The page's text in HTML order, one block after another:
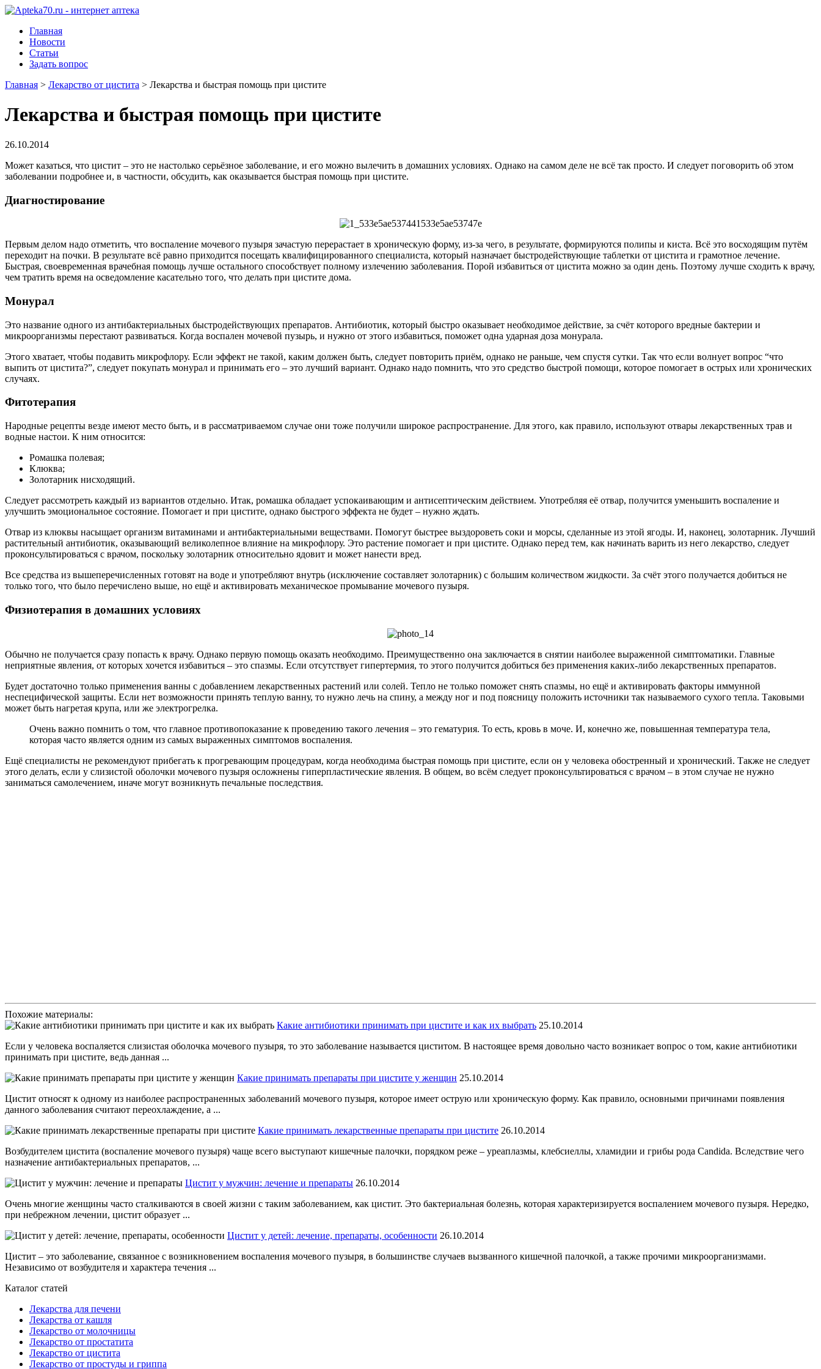
Главная
Новости
Статьи
Задать вопрос
Главная > Лекарство от цистита > Лекарства и быстрая помощь при цистите
Лекарства и быстрая помощь при цистите
26.10.2014
Может казаться, что цистит – это не настолько серьёзное заболевание, и его можно вылечить в домашних условиях. Однако на самом деле не всё так просто. И следует поговорить об этом
заболевании подробнее и, в частности, обсудить, как оказывается быстрая помощь при цистите.
Диагностирование
Первым делом надо отметить, что воспаление мочевого пузыря зачастую перерастает в хроническую форму, из-за чего, в результате, формируются полипы и киста. Всё это восходящим путём
переходит на почки. В результате всё равно приходится посещать квалифицированного специалиста, который назначает быстродействующие таблетки от цистита и грамотное лечение.
Быстрая, своевременная врачебная помощь лучше остального способствует полному излечению заболевания. Порой избавиться от цистита можно за один день. Поэтому лучше сходить к врачу,
чем тратить время на осведомление касательно того, что делать при цистите дома.
Монурал
Это название одного из антибактериальных быстродействующих препаратов. Антибиотик, который быстро оказывает необходимое действие, за счёт которого вредные бактерии и
микроорганизмы перестают развиваться. Когда воспален мочевой пузырь, и нужно от этого избавиться, поможет одна ударная доза монурала.
Этого хватает, чтобы подавить микрофлору. Если эффект не такой, каким должен быть, следует повторить приём, однако не раньше, чем спустя сутки. Так что если волнует вопрос “что
выпить от цистита?”, следует покупать монурал и принимать его – это лучший вариант. Однако надо помнить, что это средство быстрой помощи, которое помогает в острых или хронических
случаях.
Фитотерапия
Народные рецепты везде имеют место быть, и в рассматриваемом случае они тоже получили широкое распространение. Для этого, как правило, используют отвары лекарственных трав и
водные настои. К ним относится:
Ромашка полевая;
Клюква;
Золотарник нисходящий.
Следует рассмотреть каждый из вариантов отдельно. Итак, ромашка обладает успокаивающим и антисептическим действием. Употребляя её отвар, получится уменьшить воспаление и
улучшить эмоциональное состояние. Помогает и при цистите, однако быстрого эффекта не будет – нужно ждать.
Отвар из клюквы насыщает организм витаминами и антибактериальными веществами. Помогут быстрее выздороветь соки и морсы, сделанные из этой ягоды. И, наконец, золотарник. Лучший
растительный антибиотик, оказывающий великолепное влияние на микрофлору. Это растение помогает и при цистите. Однако перед тем, как начинать варить из него лекарство, следует
проконсультироваться с врачом, поскольку золотарник относительно ядовит и может нанести вред.
Все средства из вышеперечисленных готовят на воде и употребляют внутрь (исключение составляет золотарник) с большим количеством жидкости. За счёт этого получается добиться не
только того, что было перечислено выше, но ещё и активировать механическое промывание мочевого пузыря.
Физиотерапия в домашних условиях
Обычно не получается сразу попасть к врачу. Однако первую помощь оказать необходимо. Преимущественно она заключается в снятии наиболее выраженной симптоматики. Главные
неприятные явления, от которых хочется избавиться – это спазмы. Если отсутствует гипертермия, то этого получится добиться без применения каких-либо лекарственных препаратов.
Будет достаточно только применения ванны с добавлением лекарственных растений или солей. Тепло не только поможет снять спазмы, но ещё и активировать факторы иммунной
неспецифической защиты. Если нет возможности принять теплую ванну, то нужно лечь на спину, а между ног и под поясницу положить источники так называемого сухого тепла. Таковыми
может быть нагретая крупа, или же электрогрелка.
Очень важно помнить о том, что главное противопоказание к проведению такого лечения – это гематурия. То есть, кровь в моче. И, конечно же, повышенная температура тела,
которая часто является одним из самых выраженных симптомов воспаления.
Ещё специалисты не рекомендуют прибегать к прогревающим процедурам, когда необходима быстрая помощь при цистите, если он у человека обостренный и хронический. Также не следует
этого делать, если у слизистой оболочки мочевого пузыря осложнены гиперпластические явления. В общем, во всём следует проконсультироваться с врачом – в этом случае не нужно
заниматься самолечением, иначе могут возникнуть печальные последствия.
Похожие материалы:
Какие антибиотики принимать при цистите и как их выбрать 25.10.2014
Если у человека воспаляется слизистая оболочка мочевого пузыря, то это заболевание называется циститом. В настоящее время довольно часто возникает вопрос о том, какие антибиотики
принимать при цистите, ведь данная ...
Какие принимать препараты при цистите у женщин 25.10.2014
Цистит относят к одному из наиболее распространенных заболеваний мочевого пузыря, которое имеет острую или хроническую форму. Как правило, основными причинами появления
данного заболевания считают переохлаждение, а ...
Какие принимать лекарственные препараты при цистите 26.10.2014
Возбудителем цистита (воспаление мочевого пузыря) чаще всего выступают кишечные палочки, порядком реже – уреаплазмы, клебсиеллы, хламидии и грибы рода Candida. Вследствие чего
назначение антибактериальных препаратов, ...
Цистит у мужчин: лечение и препараты 26.10.2014
Очень многие женщины часто сталкиваются в своей жизни с таким заболеванием, как цистит. Это бактериальная болезнь, которая характеризируется воспалением мочевого пузыря. Нередко,
при небрежном лечении, цистит образует ...
Цистит у детей: лечение, препараты, особенности 26.10.2014
Цистит – это заболевание, связанное с возникновением воспаления мочевого пузыря, в большинстве случаев вызванного кишечной палочкой, а также прочими микроорганизмами.
Независимо от возбудителя и характера течения ...
Каталог статей
Лекарства для печени
Лекарства от кашля
Лекарство от молочницы
Лекарство от простатита
Лекарство от цистита
Лекарство от простуды и гриппа